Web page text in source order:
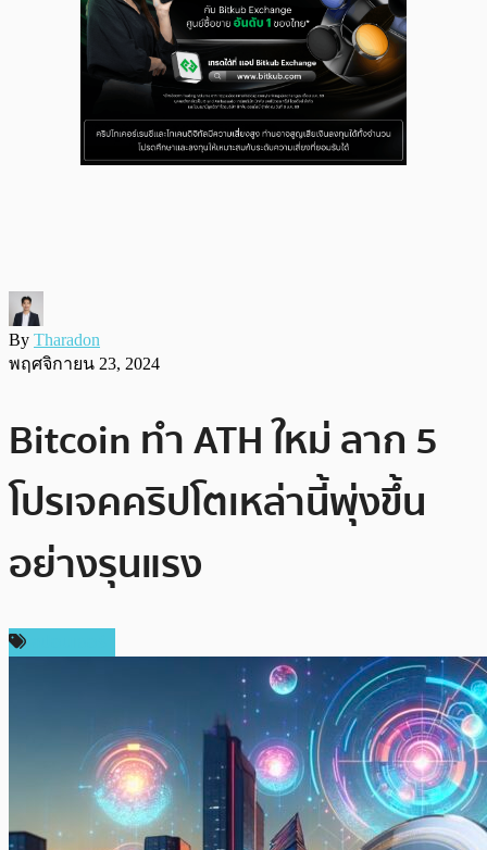
By Tharadon
พฤศจิกายน 23, 2024
Bitcoin ทำ ATH ใหม่ ลาก 5
โปรเจคคริปโตเหล่านี้พุ่งขึ้น
อย่างรุนแรง